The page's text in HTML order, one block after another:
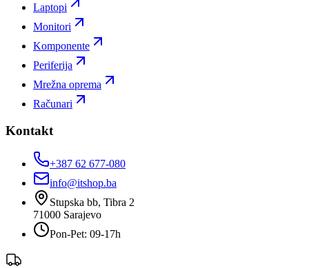
Laptopi
Monitori
Komponente
Periferija
Mrežna oprema
Računari
Kontakt
+387 62 677-080
info@itshop.ba
Stupska bb, Tibra 2
71000 Sarajevo
Pon-Pet: 09-17h